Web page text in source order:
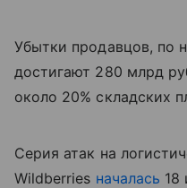
Убытки продавцов, по
достигают 280 млрд
около 20% складских
Серия атак на
Wildberries началась 18